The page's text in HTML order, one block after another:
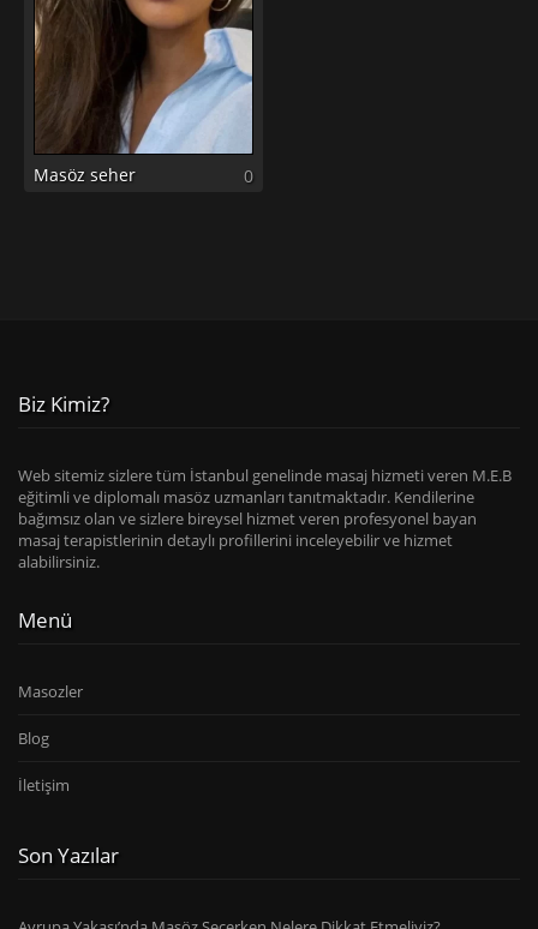
Masöz seher 0
Biz Kimiz?
Web sitemiz sizlere tüm İstanbul genelinde masaj hizmeti veren M.E.B
eğitimli ve diplomalı masöz uzmanları tanıtmaktadır. Kendilerine
bağımsız olan ve sizlere bireysel hizmet veren profesyonel bayan
masaj terapistlerinin detaylı profillerini inceleyebilir ve hizmet
alabilirsiniz.
Menü
Masozler
Blog
İletişim
Son Yazılar